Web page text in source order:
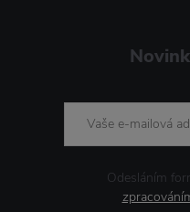
Odesláním